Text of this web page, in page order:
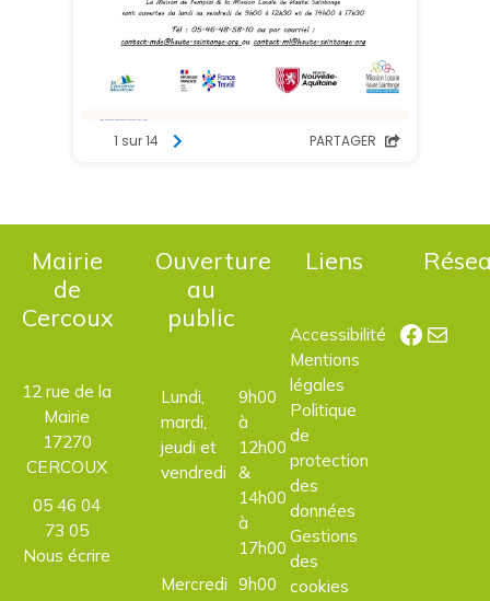
Mairie
de
Cercoux
12 rue de la
Mairie
17270
CERCOUX
05 46 04
73 05
Nous écrire
Ouverture
au
public
Lundi,
mardi,
jeudi et
vendredi
9h00
à
12h00
&
14h00
à
17h00
Mercredi 9h00
Liens
Accessibilité
Mentions
légales
Politique
de
protection
des
données
Gestions
des
cookies
E-mail